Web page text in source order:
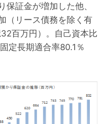
保証金が増加した他、
（リース債務を除く有
百万円）。自己資本比
定長期適合率80.1％